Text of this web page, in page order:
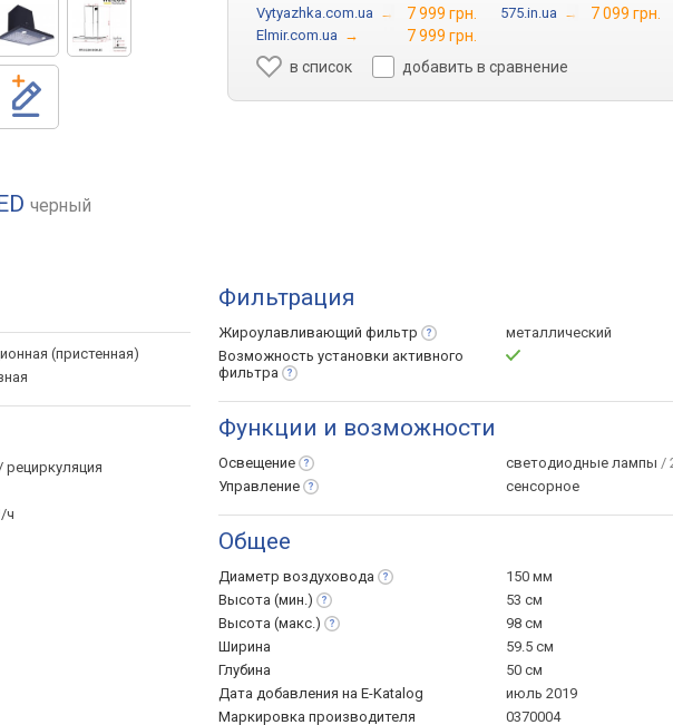
Vytyazhka.com.ua → 7 999 грн. 575.in.ua → 7 099 грн.
Elmir.com.ua →
7 999 грн.
в список
добавить в сравнение
черный
(пристенная)
рециркуляция
ч
Фильтрация
Жироулавливающий фильтр
металлический
Возможность установки активного
фильтра
Функции и возможности
Освещение светодиодные лампы /
Управление
сенсорное
Общее
Диаметр воздуховода
150 мм
Высота (мин.)
53 см
Высота (макс.)
98 см
Ширина
59.5 см
Глубина
50 см
Дата добавления на E-Katalog
июль 2019
Маркировка производителя
0370004